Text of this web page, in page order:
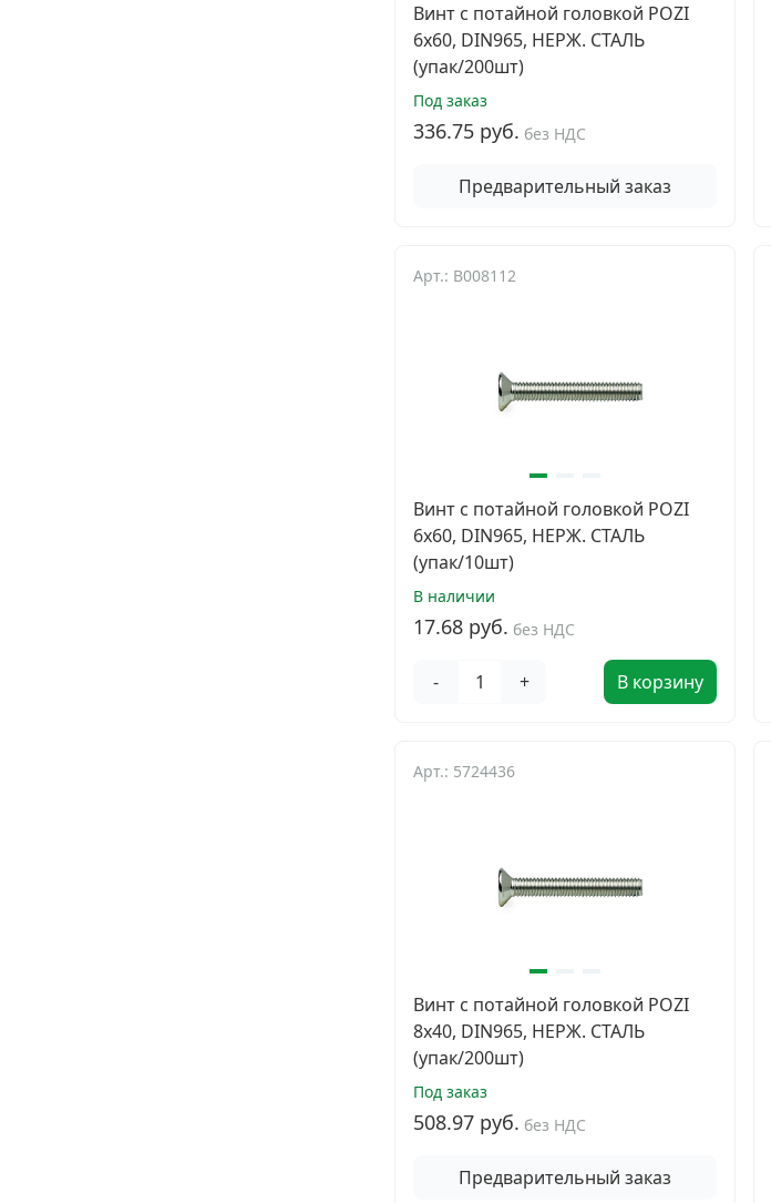
Винт с потайной головкой POZI
6х60, DIN965, НЕРЖ. СТАЛЬ
(упак/200шт)
Под заказ
336.75 руб. без НДС
Предварительный заказ
Арт.: B008112
Винт с потайной головкой POZI
6х60, DIN965, НЕРЖ. СТАЛЬ
(упак/10шт)
В наличии
17.68 руб. без НДС
- + В корзину
Арт.: 5724436
Винт с потайной головкой POZI
8х40, DIN965, НЕРЖ. СТАЛЬ
(упак/200шт)
Под заказ
508.97 руб. без НДС
Предварительный заказ